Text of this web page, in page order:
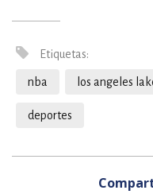
Etiquetas:
nba los angeles
deportes